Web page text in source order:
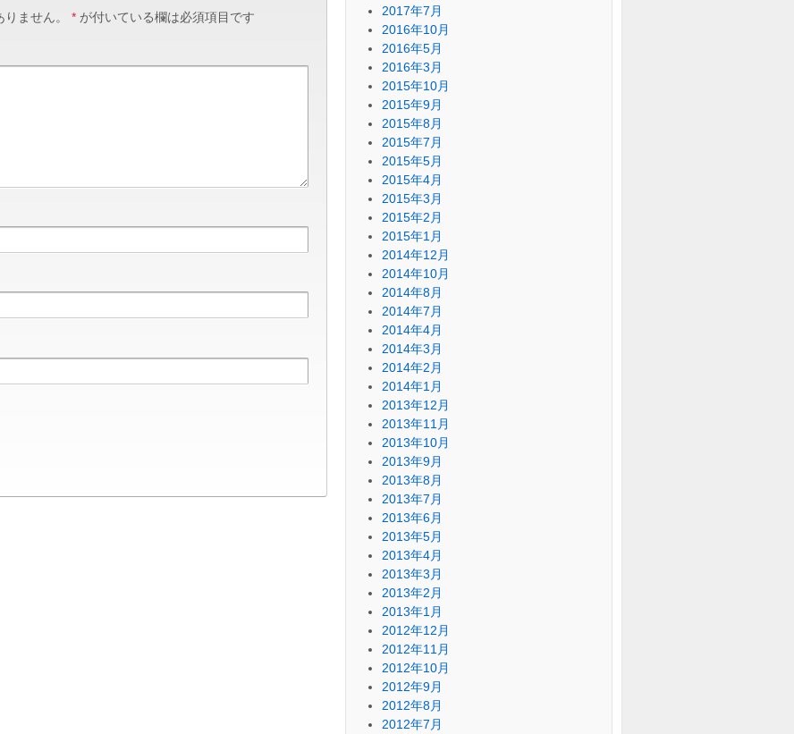
ません。 * が付いている欄は必須項目です
2017年7月
2016年10月
2016年5月
2016年3月
2015年10月
2015年9月
2015年8月
2015年7月
2015年5月
2015年4月
2015年3月
2015年2月
2015年1月
2014年12月
2014年10月
2014年8月
2014年7月
2014年4月
2014年3月
2014年2月
2014年1月
2013年12月
2013年11月
2013年10月
2013年9月
2013年8月
2013年7月
2013年6月
2013年5月
2013年4月
2013年3月
2013年2月
2013年1月
2012年12月
2012年11月
2012年10月
2012年9月
2012年8月
2012年7月